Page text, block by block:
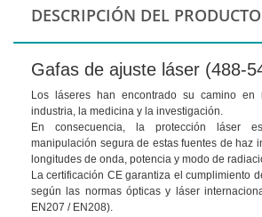
DESCRIPCIÓN DEL PRODUCTO
Gafas de ajuste láser (488-
Los láseres han encontrado su camino
industria, la medicina y la investigación.
En consecuencia, la protección láser
manipulación segura de estas fuentes de haz
longitudes de onda, potencia y modo de
La certificación CE garantiza el cumplimiento
según las normas ópticas y láser
EN207 / EN208).